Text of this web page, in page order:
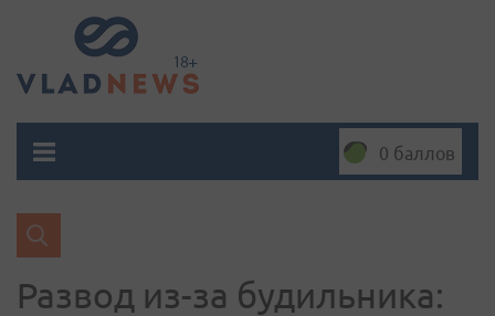
0 баллов
Развод из-за будильника: